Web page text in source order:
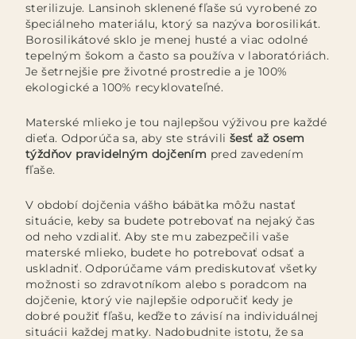
sterilizuje. Lansinoh sklenené fľaše sú vyrobené zo
špeciálneho materiálu, ktorý sa nazýva borosilikát.
Borosilikátové sklo je menej husté a viac odolné
tepelným šokom a často sa používa v laboratóriách.
Je šetrnejšie pre životné prostredie a je 100%
ekologické a 100% recyklovateľné.
Materské mlieko je tou najlepšou výživou pre každé
dieťa. Odporúča sa, aby ste strávili šesť až osem
týždňov pravidelným dojčením pred zavedením
fľaše.
V období dojčenia vášho bábätka môžu nastať
situácie, keby sa budete potrebovať na nejaký čas
od neho vzdialiť. Aby ste mu zabezpečili vaše
materské mlieko, budete ho potrebovať odsať a
uskladniť. Odporúčame vám prediskutovať všetky
možnosti so zdravotníkom alebo s poradcom na
dojčenie, ktorý vie najlepšie odporučiť kedy je
dobré použiť fľašu, keďže to závisí na individuálnej
situácii každej matky. Nadobudnite istotu, že ​​sa